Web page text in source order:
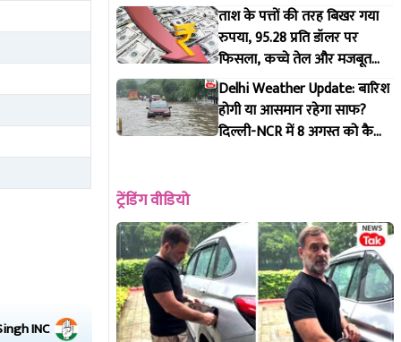
INC
ताश के पत्तों की तरह बिखर गया
रुपया, 95.28 प्रति डॉलर पर
फिसला, कच्चे तेल और मजबूत
डॉलर से दबाव, पूरी डिटेल
Delhi Weather Update: बारिश
होगी या आसमान रहेगा साफ?
दिल्ली-NCR में 8 अगस्त को कैसा
ट्रेंडिंग वीडियो